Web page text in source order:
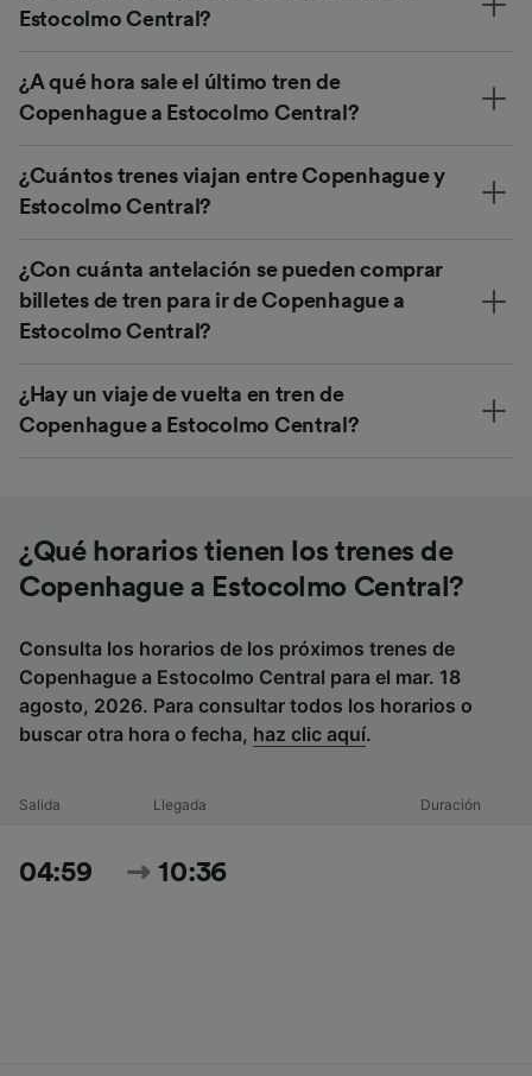
Estocolmo Central?
¿A qué hora sale el último tren de
Copenhague a Estocolmo Central?
¿Cuántos trenes viajan entre Copenhague y
Estocolmo Central?
¿Con cuánta antelación se pueden comprar
billetes de tren para ir de Copenhague a
Estocolmo Central?
¿Hay un viaje de vuelta en tren de
Copenhague a Estocolmo Central?
¿Qué horarios tienen los trenes de
Copenhague a Estocolmo Central?
Consulta los horarios de los próximos trenes de
Copenhague a Estocolmo Central para el mar. 18
agosto, 2026. Para consultar todos los horarios o
buscar otra hora o fecha, haz clic aquí.
Salida Llegada Duración
04:59 10:36